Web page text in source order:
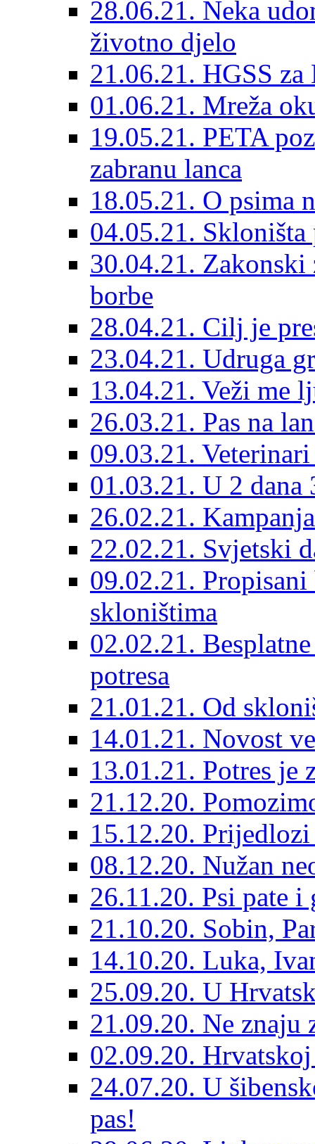
28.06.21. Neka
životno djelo
21.06.21. HGSS za
01.06.21. Mreža
19.05.21. PETA
zabranu lanca
18.05.21. O psima
04.05.21.
30.04.21. Zakonski
borbe
28.04.21. Cilj je
23.04.21. Udruga
13.04.21. Veži me
26.03.21. Pas na
09.03.21.
01.03.21. U 2
26.02.21.
22.02.21. Svjetski
09.02.21.
skloništima
02.02.21.
potresa
21.01.21. Od
14.01.21. Novost
13.01.21. Potres je
21.12.20.
15.12.20.
08.12.20. Nužan
26.11.20. Psi pate
21.10.20. Sobin,
14.10.20. Luka,
25.09.20. U
21.09.20. Ne znaju
02.09.20.
24.07.20. U
pas!